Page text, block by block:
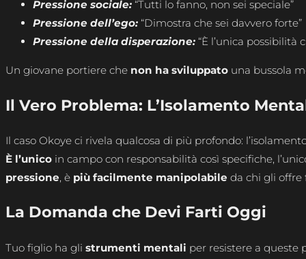
Pressione sociale: “Tutti lo fanno, non sei speciale”
Pressione dell’ego: “Dimostra che sei davvero forte”
Pressione della disperazione: “È l’unica possibilità
Un giovane portiere che non ha sviluppato una bussola
Il Vero Problema: L’Isolamento
Il caso Okoye ci rivela qualcosa di più profondo:
È l’unico in campo con responsabilità così specifiche,
pressione, è più facilmente manipolabile da chi gli offre
La Domanda che Devi Farti Oggi
Tuo figlio ha gli strumenti mentali per resistere a queste